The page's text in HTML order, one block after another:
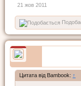
21 жов 2011
Цитата від Bambook: ↑